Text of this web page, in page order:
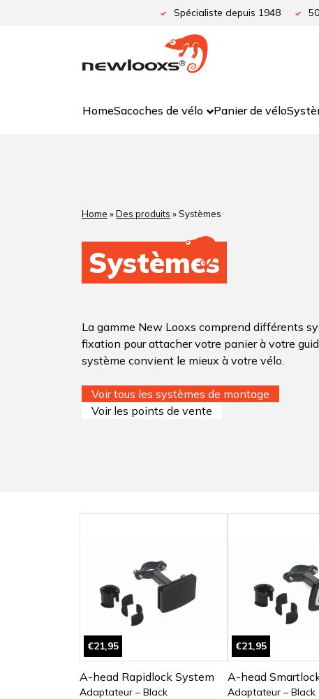
Spécialiste depuis 1948
HomeSacoches de vélo Panier de vélo
Home »Des produits »Systèmes
Systèmes
La gamme New Looxs comprend différents
fixation pour attacher votre panier à votre
système convient le mieux à votre vélo.
Voir tous les systèmes de montage
Voir les points de vente
€21,95
A-head Rapidlock System
Adaptateur – Black
€21,95
A-head
Adaptateur – Black